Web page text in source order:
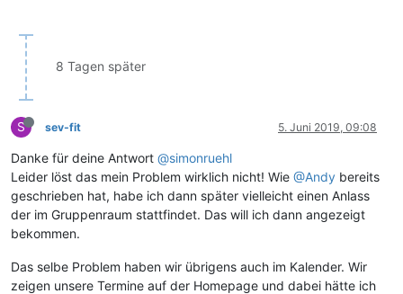
8 Tagen später
S sev-fit 5. Juni 2019, 09:08
Danke für deine Antwort @simonruehl
Leider löst das mein Problem wirklich nicht! Wie @Andy bereits
geschrieben hat, habe ich dann später vielleicht einen Anlass
der im Gruppenraum stattfindet. Das will ich dann angezeigt
bekommen.
Das selbe Problem haben wir übrigens auch im Kalender. Wir
zeigen unsere Termine auf der Homepage und dabei hätte ich